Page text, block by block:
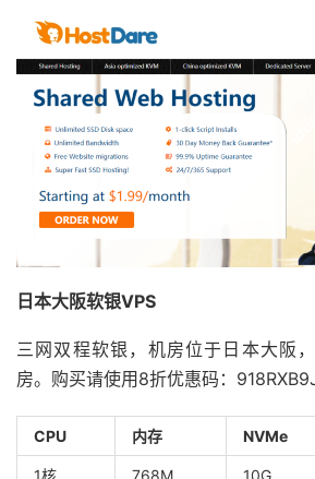
日本大阪软银VPS
三网双程软银，机房位于日本大阪
房。购买请使用8折优惠码：
CPU 内存 NVMe